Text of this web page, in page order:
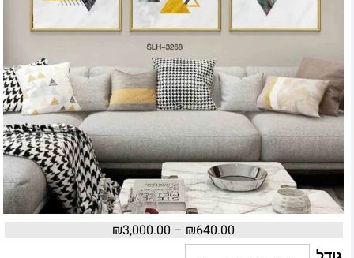
₪640.00
–
₪3,000.00